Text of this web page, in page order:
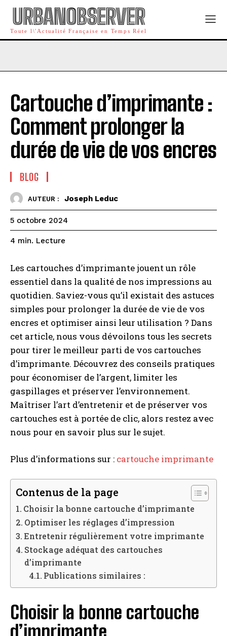
URBANOBSERVER
Toute l\'Actualité Française en Temps Réel
Cartouche d’imprimante :
Comment prolonger la
durée de vie de vos encres
BLOG
AUTEUR : Joseph Leduc
5 octobre 2024
4 min. Lecture
Les cartouches d’imprimante jouent un rôle
essentiel dans la qualité de nos impressions au
quotidien. Saviez-vous qu’il existait des astuces
simples pour prolonger la durée de vie de vos
encres et optimiser ainsi leur utilisation ? Dans
cet article, nous vous dévoilons tous les secrets
pour tirer le meilleur parti de vos cartouches
d’imprimante. Découvrez des conseils pratiques
pour économiser de l’argent, limiter les
gaspillages et préserver l’environnement.
Maîtriser l’art d’entretenir et de préserver vos
cartouches est à portée de clic, alors restez avec
nous pour en savoir plus sur le sujet.
Plus d’informations sur : cartouche imprimante
Contenus de la page
Choisir la bonne cartouche d’imprimante
Optimiser les réglages d’impression
Entretenir régulièrement votre imprimante
Stockage adéquat des cartouches
d’imprimante
Publications similaires :
Choisir la bonne cartouche